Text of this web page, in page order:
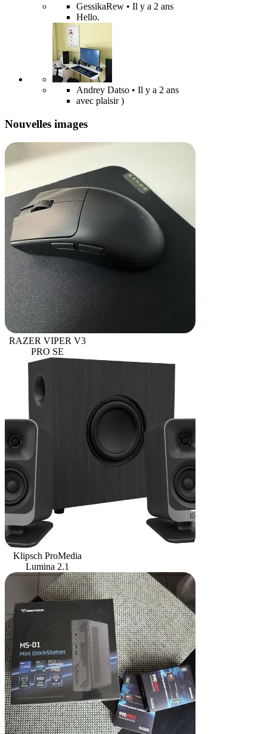
GessikaRew • Il y a 2 ans
Hello.
Andrey Datso • Il y a 2 ans
avec plaisir )
Nouvelles images
RAZER VIPER V3
PRO SE
Klipsch ProMedia
Lumina 2.1